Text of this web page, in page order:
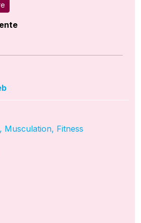
Musculation, Fitness